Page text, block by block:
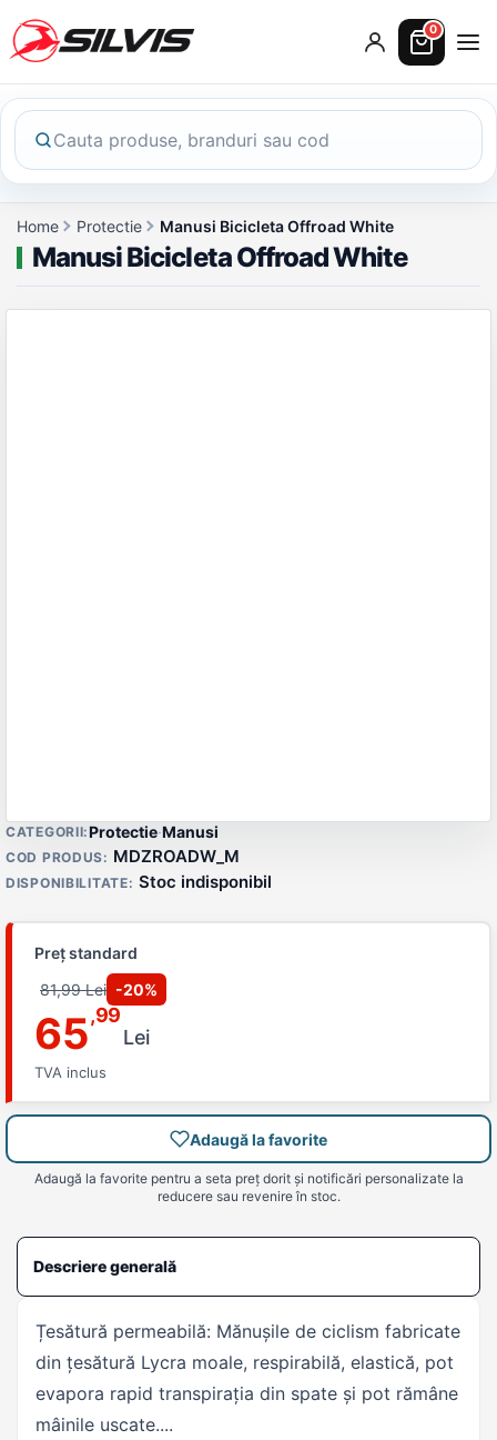
0
Home Protectie Manusi Bicicleta Offroad White
Manusi Bicicleta Offroad White
Detalii produs
CATEGORII:Protectie·Manusi
COD PRODUS: MDZROADW_M
DISPONIBILITATE: Stoc indisponibil
Preț standard
81,99 Lei -20%
65,99
Lei
TVA inclus
Adaugă la favorite
Adaugă la favorite pentru a seta preț dorit și notificări personalizate la
reducere sau revenire în stoc.
Descriere generală
Țesătură permeabilă: Mănușile de ciclism fabricate
din țesătură Lycra moale, respirabilă, elastică, pot
evapora rapid transpirația din spate și pot rămâne
mâinile uscate....